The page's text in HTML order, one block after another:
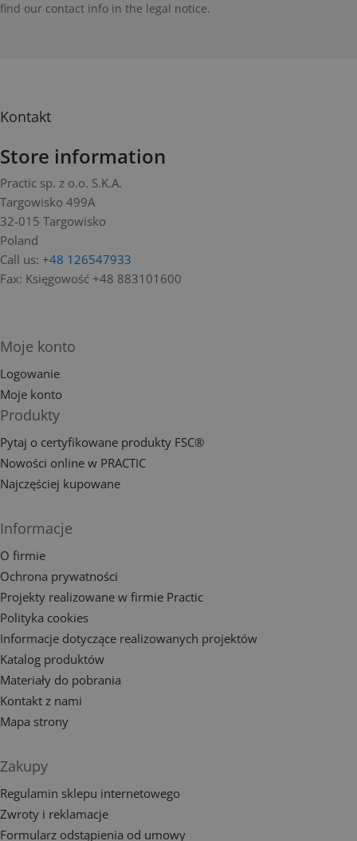
find our contact info in the legal notice.
Kontakt
Store information
Practic sp. z o.o. S.K.A.
Targowisko 499A
32-015 Targowisko
Poland
Call us: +48 126547933
Fax: Księgowość +48 883101600
Moje konto
Logowanie
Moje konto
Produkty
Pytaj o certyfikowane produkty FSC®
Nowości online w PRACTIC
Najczęściej kupowane
Informacje
O firmie
Ochrona prywatności
Projekty realizowane w firmie Practic
Polityka cookies
Informacje dotyczące realizowanych projektów
Katalog produktów
Materiały do pobrania
Kontakt z nami
Mapa strony
Zakupy
Regulamin sklepu internetowego
Zwroty i reklamacje
Formularz odstąpienia od umowy